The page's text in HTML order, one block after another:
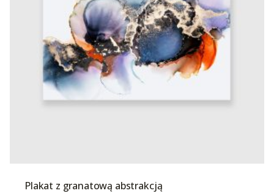
Plakat z granatową abstrakcją